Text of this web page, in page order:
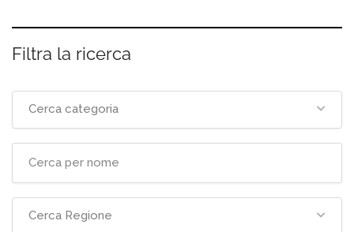
Filtra la ricerca
Cerca categoria
Cerca Regione